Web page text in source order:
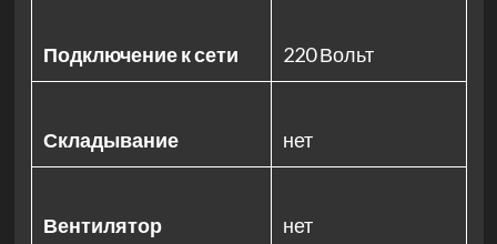
Подключение к сети 220 Вольт
Складывание нет
Вентилятор нет